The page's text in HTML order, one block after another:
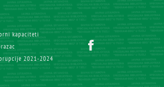
kapaciteti
2021-2024